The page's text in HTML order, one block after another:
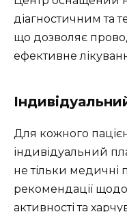
діагностичним та
що дозволяє
ефективне
Для кожного
індивідуальний
не тільки медичні
рекомендації
активності та